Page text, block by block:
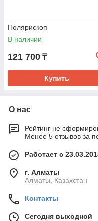
Полярископ
В наличии
121 700 ₸
Купить
О нас
Рейтинг не
Менее 5 отзывов за
Работает с
г. Алматы
Алматы, Казахстан
Контакты
Сегодня выходной